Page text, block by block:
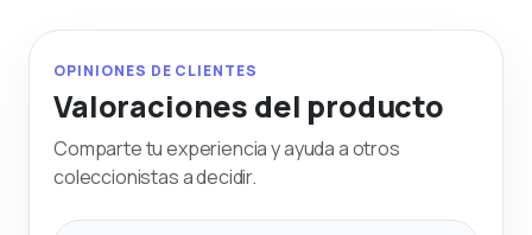
OPINIONES DE CLIENTES
Valoraciones del producto
Comparte tu experiencia y ayuda a otros
coleccionistas a decidir.